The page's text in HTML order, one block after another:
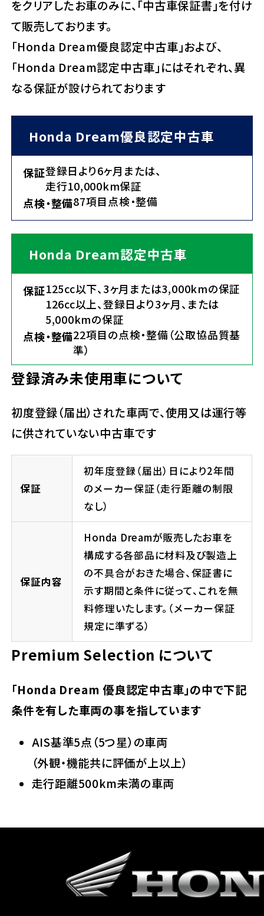
をクリアしたお車のみに、「中古車保証書」を付け
て販売しております。
「Honda Dream優良認定中古車」および、
「Honda Dream認定中古車」にはそれぞれ、異
なる保証が設けられております
Honda Dream優良認定中古車
保証登録日より6ヶ月または、
走行10,000km保証
点検・整備87項目点検・整備
Honda Dream認定中古車
保証125cc以下、3ヶ月または3,000kmの保証
126cc以上、登録日より3ヶ月、または
5,000kmの保証
点検・整備22項目の点検・整備（公取協品質基
準）
登録済み未使用車について
初度登録（届出）された車両で、使用又は運行等
に供されていない中古車です
保証
初年度登録（届出）日により2年間
のメーカー保証（走行距離の制限
なし）
保証内容
Honda Dreamが販売したお車を
構成する各部品に材料及び製造上
の不具合がおきた場合、保証書に
示す期間と条件に従って、これを無
料修理いたします。（メーカー保証
規定に準ずる）
Premium Selection について
「Honda Dream 優良認定中古車」の中で下記
条件を有した車両の事を指しています
AIS基準5点（5つ星）の車両
（外観・機能共に評価が上以上）
走行距離500km未満の車両